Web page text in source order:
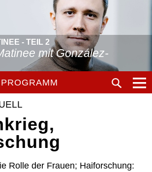
- TEIL 2
mit González-
PROGRAMM
Rolle der Frauen; Haiforschung: